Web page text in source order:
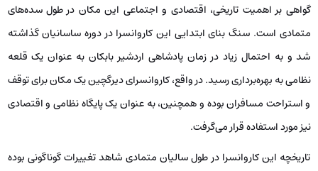
گواهی بر اهمیت تاریخی، اقتصادی و اجتماعی این مکان در طول سده‌های
متمادی است. سنگ بنای ابتدایی این کاروانسرا در دوره ساسانیان گذاشته
شد و به احتمال زیاد در زمان پادشاهی اردشیر بابکان به عنوان یک قلعه
نظامی به بهره‌برداری رسید. در واقع، کاروانسرای دیرگچین یک مکان برای توقف
و استراحت مسافران بوده و همچنین، به عنوان یک پایگاه نظامی و اقتصادی
نیز مورد استفاده قرار می‌گرفت.
تاریخچه این کاروانسرا در طول سالیان متمادی شاهد تغییرات گوناگونی بوده